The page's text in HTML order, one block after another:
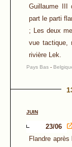
Guillaume III
part le parti
; Les deux
vue tactique,
rivière Lek.
Pays Bas -
JUIN
23/06
Flandre